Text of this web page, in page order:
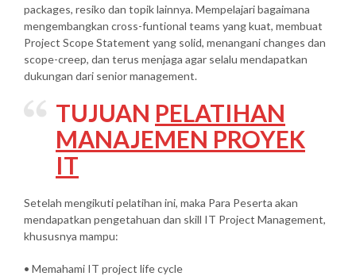
packages, resiko dan topik lainnya. Mempelajari bagaimana
mengembangkan cross-funtional teams yang kuat, membuat
Project Scope Statement yang solid, menangani changes dan
scope-creep, dan terus menjaga agar selalu mendapatkan
dukungan dari senior management.
TUJUAN PELATIHAN
MANAJEMEN PROYEK
IT
Setelah mengikuti pelatihan ini, maka Para Peserta akan
mendapatkan pengetahuan dan skill IT Project Management,
khususnya mampu:
• Memahami IT project life cycle